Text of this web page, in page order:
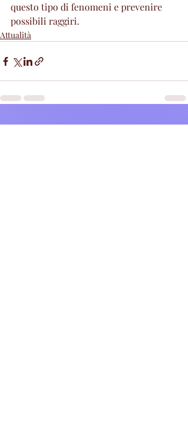
questo tipo di fenomeni e prevenire
possibili raggiri.
Attualità
Post recenti Mostra tutti